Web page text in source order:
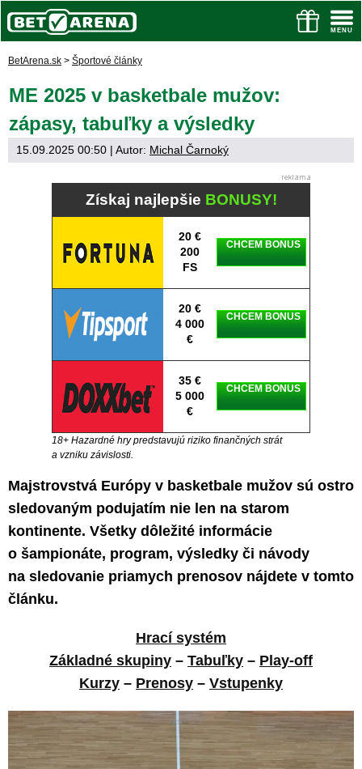
BetArena.sk > Športové články
ME 2025 v basketbale mužov:
zápasy, tabuľky a výsledky
15.09.2025 00:50 | Autor: Michal Čarnoký
Získaj najlepšie BONUSY!
20 €
200
FS
CHCEM BONUS
20 €
4 000
€
CHCEM BONUS
35 €
5 000
€
CHCEM BONUS
18+ Hazardné hry predstavujú riziko finančných strát
a vzniku závislosti.
Majstrovstvá Európy v basketbale mužov sú ostro
sledovaným podujatím nie len na starom
kontinente. Všetky dôležité informácie
o šampionáte, program, výsledky či návody
na sledovanie priamych prenosov nájdete v tomto
článku.
Hrací systém
Základné skupiny – Tabuľky – Play-off
Kurzy – Prenosy – Vstupenky